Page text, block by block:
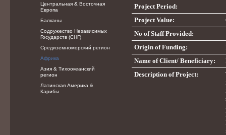
Project Period:
Project Value:
No of Staff Provided:
Origin of Funding:
Name of Client/ Beneficiary:
Description of Project:
Центральная & Восточная
Европа
Балканы
Содружество Независимых
Государств (СНГ)
Средиземноморский регион
Африка
Азия & Тихоокеанский
регион
Латинская Америка &
Карибы